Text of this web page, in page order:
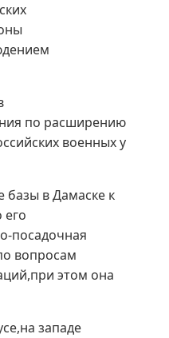
по расширению
военных у
базы в Дамаске к
посадочная
вопросам
этом она
западе